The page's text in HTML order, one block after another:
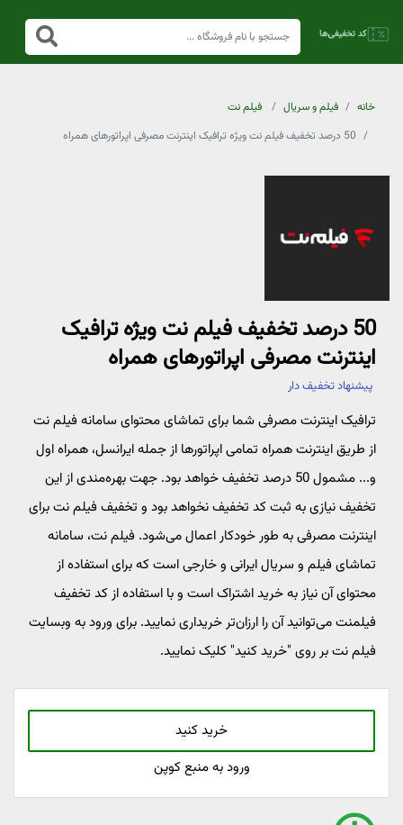
خانه فیلم و سریال
فیلم نت
50 درصد تخفیف فیلم نت ویژه ترافیک اینترنت مصرفی اپراتورهای همراه
50 درصد تخفیف فیلم نت ویژه ترافیک
اینترنت مصرفی اپراتورهای همراه
پیشنهاد تخفیف دار
ترافیک اینترنت مصرفی شما برای تماشای محتوای سامانه فیلم نت
از طریق اینترنت همراه تمامی اپراتورها از جمله ایرانسل، همراه اول
و... مشمول 50 درصد تخفیف خواهد بود. جهت بهره‌مندی از این
تخفیف نیازی به ثبت کد تخفیف نخواهد بود و تخفیف فیلم نت برای
اینترنت مصرفی به طور خودکار اعمال می‌شود. فیلم‌ نت، سامانه
تماشای فیلم و سریال ایرانی و خارجی است که برای استفاده از
محتوای آن نیاز به خرید اشتراک است و با استفاده از کد تخفیف
فیلمنت می‌توانید آن را ارزان‌تر خریداری نمایید. برای ورود به وبسایت
فیلم نت بر روی "خرید کنید" کلیک نمایید.
خرید کنید
ورود به منبع کوپن